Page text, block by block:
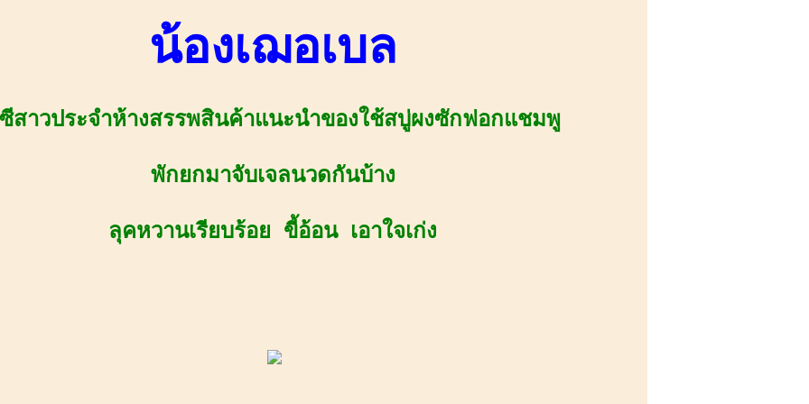
น้องเฌอเบล
สาวประจำห้างสรรพสินค้าแนะนำของใช้สบู่ผงซักฟอกแชมพู
พักยกมาจับเจลนวดกันบ้าง
ลุคหวานเรียบร้อย ขี้อ้อน เอาใจเก่ง